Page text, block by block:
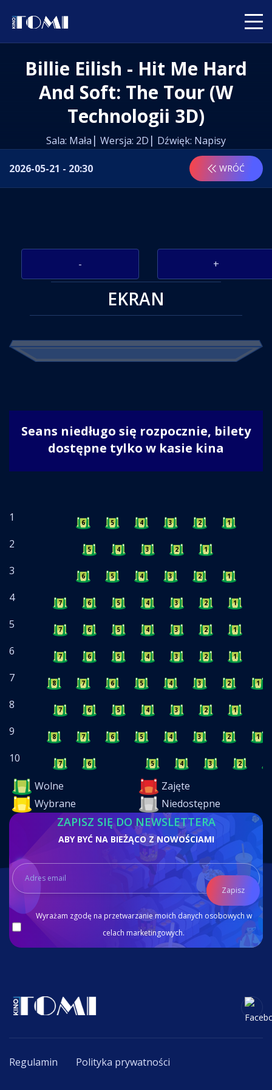
Billie Eilish - Hit Me Hard
And Soft: The Tour (w
Technologii 3D)
Sala: Mała Wersja: 2D Dźwięk: Napisy
WRÓĆ
2026-05-21 - 20:30
- +
EKRAN
Seans niedługo się rozpocznie, bilety
dostępne tylko w kasie kina
1 6 5 4 3 2 1
2 5 4 3 2 1
3 6 5 4 3 2 1
4 7 6 5 4 3 2 1
5 7 6 5 4 3 2 1
6 7 6 5 4 3 2 1
7 8 7 6 5 4 3 2 1
8 7 6 5 4 3 2 1
9 8 7 6 5 4 3 2 1
10 7 6 5 4 3 2
Wolne
Zajęte
Wybrane
Niedostępne
ZAPISZ SIĘ DO NEWSLETTERA
ABY BYĆ NA BIEŻĄCO Z NOWOŚCIAMI
Zapisz
Wyrażam zgodę na przetwarzanie moich danych osobowych w
celach marketingowych.
Regulamin Polityka prywatności